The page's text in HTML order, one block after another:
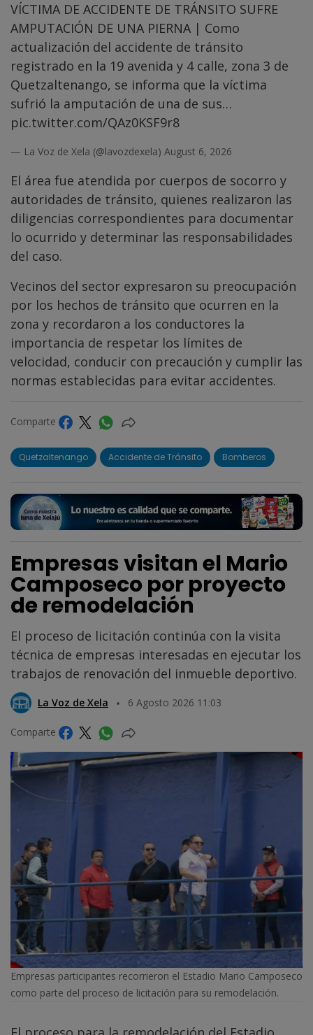
VÍCTIMA DE ACCIDENTE DE TRÁNSITO SUFRE
AMPUTACIÓN DE UNA PIERNA | Como
actualización del accidente de tránsito
registrado en la 19 avenida y 4 calle, zona 3 de
Quetzaltenango, se informa que la víctima
sufrió la amputación de una de sus…
pic.twitter.com/QAz0KSF9r8
— La Voz de Xela (@lavozdexela) August 6, 2026
El área fue atendida por cuerpos de socorro y
autoridades de tránsito, quienes realizaron las
diligencias correspondientes para documentar
lo ocurrido y determinar las responsabilidades
del caso.
Vecinos del sector expresaron su preocupación
por los hechos de tránsito que ocurren en la
zona y recordaron a los conductores la
importancia de respetar los límites de
velocidad, conducir con precaución y cumplir las
normas establecidas para evitar accidentes.
Comparte
Quetzaltenango Accidente de Tránsito Bomberos
Empresas visitan el Mario
Camposeco por proyecto
de remodelación
El proceso de licitación continúa con la visita
técnica de empresas interesadas en ejecutar los
trabajos de renovación del inmueble deportivo.
La Voz de Xela 6 Agosto 2026 11:03
Comparte
Empresas participantes recorrieron el Estadio Mario Camposeco
como parte del proceso de licitación para su remodelación.